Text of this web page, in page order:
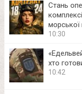
Стань
морської
10:30
хто
10:42